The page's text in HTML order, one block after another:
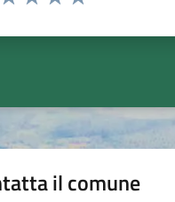
il comune